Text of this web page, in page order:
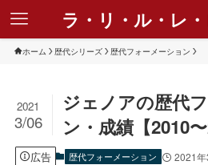
ラ・リ・ル・レ
ホーム 歴代シリーズ 歴代フォーメーション
ジェノアの歴代
ン・成績【2010〜
2021
3/06
広告 歴代フォーメーション 2021